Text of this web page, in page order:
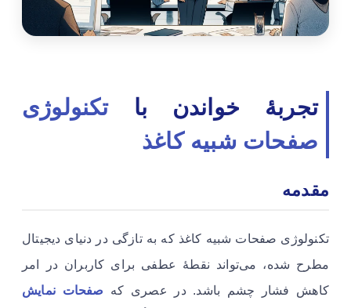
تجربۀ خواندن باتکنولوژی
صفحات شبیه کاغذ
مقدمه
تکنولوژی صفحات شبیه کاغذ که به تازگی در دنیای دیجیتال
مطرح شده، می‌تواند نقطۀ عطفی برای کاربران در امر
کاهش فشار چشم باشد. در عصری که صفحات نمایش